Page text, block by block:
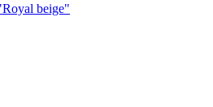
beige"